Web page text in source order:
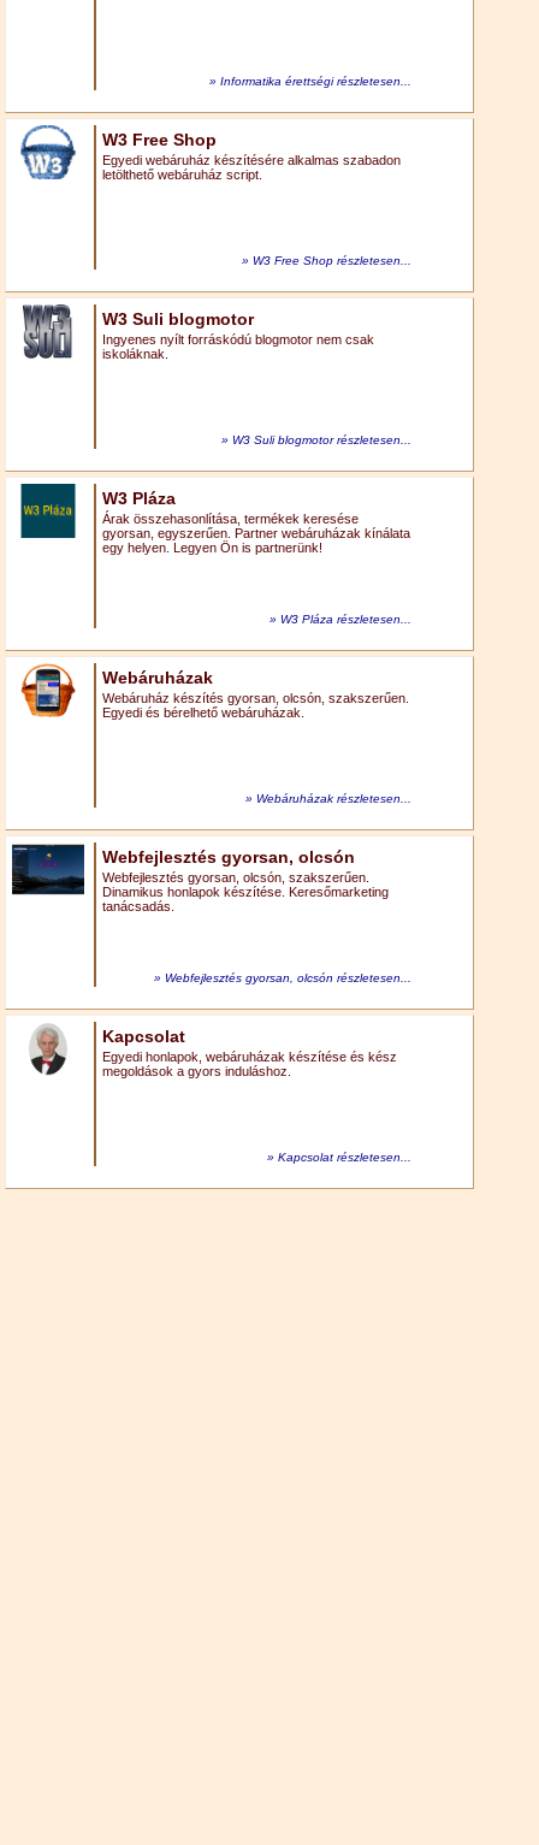
Informatika érettségi részletesen...
W3 Free Shop
Egyedi webáruház készítésére alkalmas szabadon
letölthető webáruház script.
W3 Free Shop részletesen...
W3 Suli blogmotor
Ingyenes nyílt forráskódú blogmotor nem csak
iskoláknak.
W3 Suli blogmotor részletesen...
W3 Pláza
Árak összehasonlítása, termékek keresése
gyorsan, egyszerűen. Partner webáruházak kínálata
egy helyen. Legyen Ön is partnerünk!
W3 Pláza részletesen...
Webáruházak
Webáruház készítés gyorsan, olcsón, szakszerűen.
Egyedi és bérelhető webáruházak.
Webáruházak részletesen...
Webfejlesztés gyorsan, olcsón
Webfejlesztés gyorsan, olcsón, szakszerűen.
Dinamikus honlapok készítése. Keresőmarketing
tanácsadás.
Webfejlesztés gyorsan, olcsón részletesen...
Kapcsolat
Egyedi honlapok, webáruházak készítése és kész
megoldások a gyors induláshoz.
Kapcsolat részletesen...